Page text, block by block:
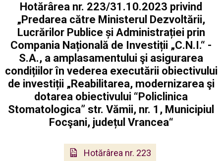
Hotărârea nr. 223/31.10.2023 privind
„Predarea către Ministerul Dezvoltării,
Lucrărilor Publice și Administrației prin
Compania Națională de Investiții „C.N.I.“ -
S.A., a amplasamentului şi asigurarea
condițiilor în vederea executării obiectivului
de investiții „Reabilitarea, modernizarea şi
dotarea obiectivului “Policlinica
Stomatologica” str. Vămii, nr. 1, Municipiul
Focşani, județul Vrancea“
Hotărârea nr. 223